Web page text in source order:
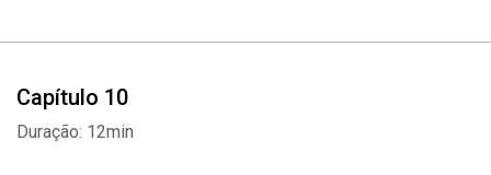
Capítulo 10
Duração: 12min